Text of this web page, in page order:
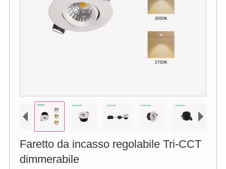
Faretto da incasso regolabile Tri-CCT
dimmerabile